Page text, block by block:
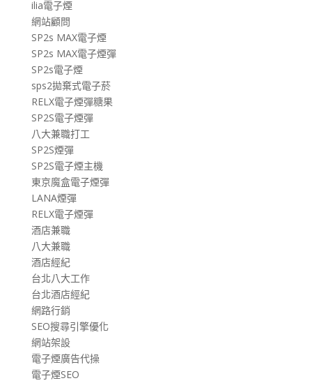
ilia電子煙
網站顧問
SP2s MAX電子煙
SP2s MAX電子煙彈
SP2s電子煙
sps2拋棄式電子菸
RELX電子煙彈糖果
SP2S電子煙彈
八大兼職打工
SP2S煙彈
SP2S電子煙主機
東京魔盒電子煙彈
LANA煙彈
RELX電子煙彈
酒店兼職
八大兼職
酒店經紀
台北八大工作
台北酒店經紀
網路行銷
SEO搜尋引擎優化
網站架設
電子煙廣告代操
電子煙SEO